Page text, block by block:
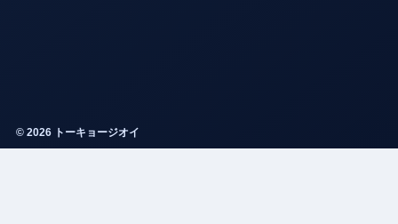
© 2026 トーキョージオイ